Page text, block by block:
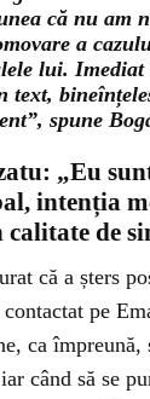
că nu am
a
lui. Imediat
text,
spune
„Eu
intenția
calitate de
că a șters
pe
ca împreună,
când să se